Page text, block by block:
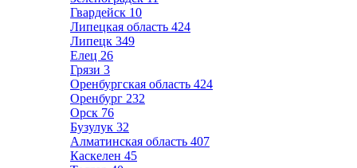
Гвардейск 10
Липецкая область 424
Липецк 349
Елец 26
Грязи 3
Оренбургская область 424
Оренбург 232
Орск 76
Бузулук 32
Алматинская область 407
Каскелен 45